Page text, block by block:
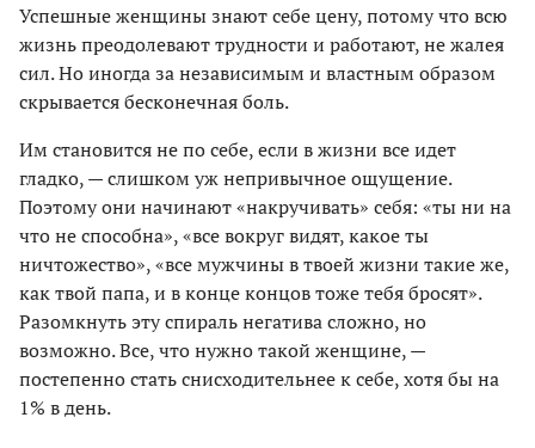
Успешные женщины знают себе цену, потому что всю
жизнь преодолевают трудности и работают, не жалея
сил. Но иногда за независимым и властным образом
скрывается бесконечная боль.
Им становится не по себе, если в жизни все идет
гладко, — слишком уж непривычное ощущение.
Поэтому они начинают «накручивать» себя: «ты ни на
что не способна», «все вокруг видят, какое ты
ничтожество», «все мужчины в твоей жизни такие же,
как твой папа, и в конце концов тоже тебя бросят».
Разомкнуть эту спираль негатива сложно, но
возможно. Все, что нужно такой женщине, —
постепенно стать снисходительнее к себе, хотя бы на
1% в день.